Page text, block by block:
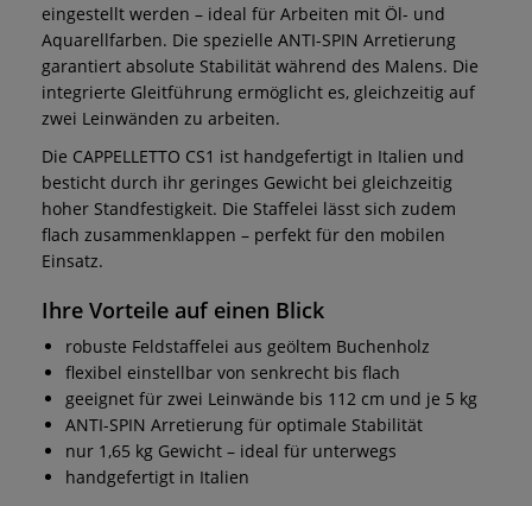
eingestellt werden – ideal für Arbeiten mit Öl- und
Aquarellfarben. Die spezielle ANTI-SPIN Arretierung
garantiert absolute Stabilität während des Malens. Die
integrierte Gleitführung ermöglicht es, gleichzeitig auf
zwei Leinwänden zu arbeiten.
Die CAPPELLETTO CS1 ist handgefertigt in Italien und
besticht durch ihr geringes Gewicht bei gleichzeitig
hoher Standfestigkeit. Die Staffelei lässt sich zudem
flach zusammenklappen – perfekt für den mobilen
Einsatz.
Ihre Vorteile auf einen Blick
robuste Feldstaffelei aus geöltem Buchenholz
flexibel einstellbar von senkrecht bis flach
geeignet für zwei Leinwände bis 112 cm und je 5 kg
ANTI-SPIN Arretierung für optimale Stabilität
nur 1,65 kg Gewicht – ideal für unterwegs
handgefertigt in Italien